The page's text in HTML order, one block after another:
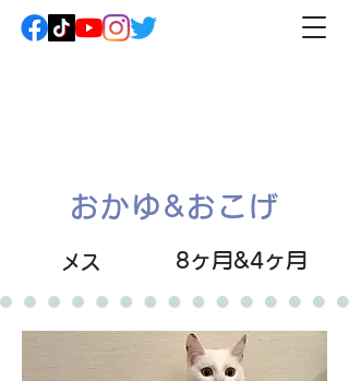
おかゆ&おこげ
メス 8ヶ月&4ヶ月